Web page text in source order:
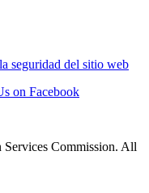
seguridad del sitio web
on Facebook
Commission. All